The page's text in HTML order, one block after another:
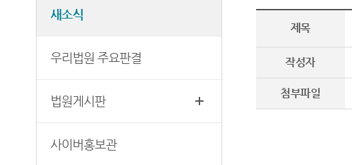
등기국/소
찾아오시는 길
보안검색
특검 관련 재판영상
(종합민원지원센터 상담예약)
신청 안내
자주 사용하는 양식모음
판결서 인터넷열람
정보공개
새소식
우리법원 주요판결
법원게시판
사이버홍보관
제목
작성자
첨부파일